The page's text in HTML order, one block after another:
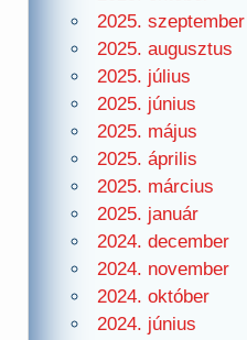
2025. szeptember
2025. augusztus
2025. július
2025. június
2025. május
2025. április
2025. március
2025. január
2024. december
2024. november
2024. október
2024. június